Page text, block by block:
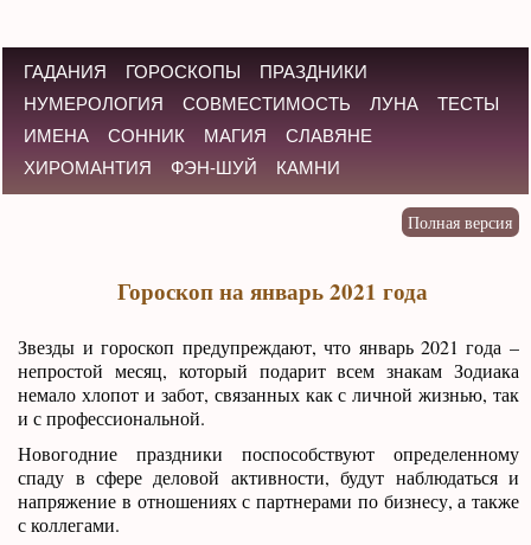
ГАДАНИЯ ГОРОСКОПЫ
ПРАЗДНИКИ
НУМЕРОЛОГИЯ
СОВМЕСТИМОСТЬ ЛУНА
ТЕСТЫ
ИМЕНА
СОННИК МАГИЯ
СЛАВЯНЕ
ХИРОМАНТИЯ
ФЭН-ШУЙ КАМНИ
Гороскоп на январь 2021 года
Звезды и гороскоп предупреждают, что январь 2021 года –
непростой месяц, который подарит всем знакам Зодиака
немало хлопот и забот, связанных как с личной жизнью, так
и с профессиональной.
Новогодние праздники поспособствуют определенному
спаду в сфере деловой активности, будут наблюдаться и
напряжение в отношениях с партнерами по бизнесу, а также
с коллегами.